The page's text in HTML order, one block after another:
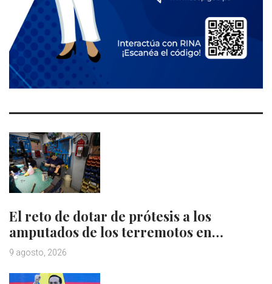
El reto de dotar de prótesis a los
amputados de los terremotos en…
9 agosto, 2026